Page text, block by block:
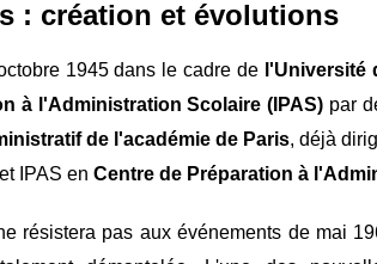
: création et évolutions
1945 dans le cadre de l'Université
à l'Administration Scolaire (IPAS) par
de l'académie de Paris, déjà
IPAS en Centre de Préparation à
résistera pas aux événements de mai